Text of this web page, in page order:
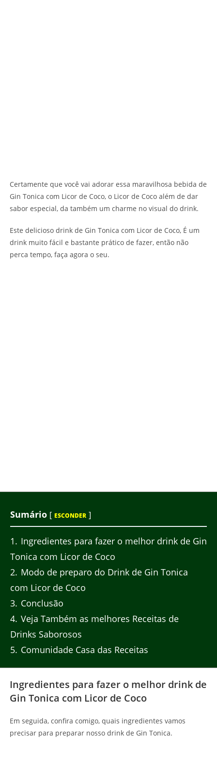
Certamente que você vai adorar essa maravilhosa bebida de
Gin Tonica com Licor de Coco, o Licor de Coco além de dar
sabor especial, da também um charme no visual do drink.
Este delicioso drink de Gin Tonica com Licor de Coco, É um
drink muito fácil e bastante prático de fazer, então não
perca tempo, faça agora o seu.
Sumário [ ESCONDER ]
1
Ingredientes para fazer o melhor drink de Gin
Tonica com Licor de Coco
2 Modo de preparo do Drink de Gin Tonica
com Licor de Coco
3 Conclusão
4 Veja Também as melhores Receitas de
Drinks Saborosos
5 Comunidade Casa das Receitas
Ingredientes para fazer o melhor drink de
Gin Tonica com Licor de Coco
Em seguida, confira comigo, quais ingredientes vamos
precisar para preparar nosso drink de Gin Tonica.